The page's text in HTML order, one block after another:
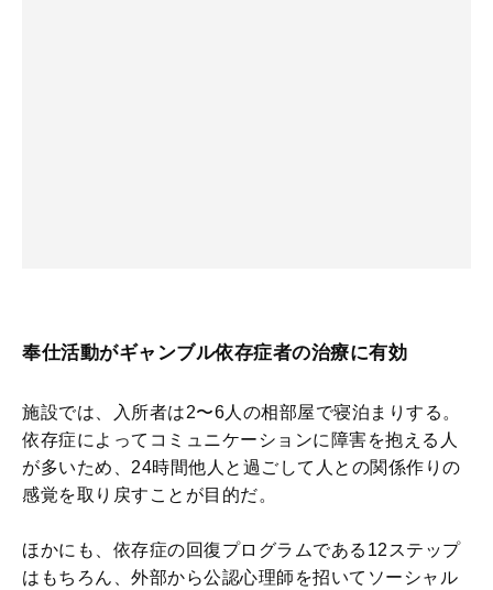
奉仕活動がギャンブル依存症者の治療に有効
施設では、入所者は2〜6人の相部屋で寝泊まりする。
依存症によってコミュニケーションに障害を抱える人
が多いため、24時間他人と過ごして人との関係作りの
感覚を取り戻すことが目的だ。
ほかにも、依存症の回復プログラムである12ステップ
はもちろん、外部から公認心理師を招いてソーシャル